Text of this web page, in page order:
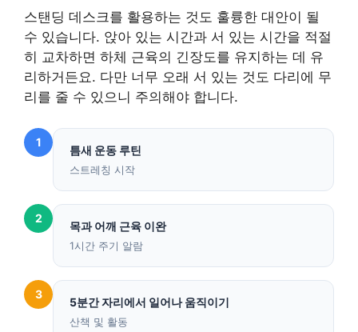
스탠딩 데스크를 활용하는 것도 훌륭한 대안이 될
수 있습니다. 앉아 있는 시간과 서 있는 시간을 적절
히 교차하면 하체 근육의 긴장도를 유지하는 데 유
리하거든요. 다만 너무 오래 서 있는 것도 다리에 무
리를 줄 수 있으니 주의해야 합니다.
1
틈새 운동 루틴
스트레칭 시작
2
목과 어깨 근육 이완
1시간 주기 알람
3
5분간 자리에서 일어나 움직이기
산책 및 활동